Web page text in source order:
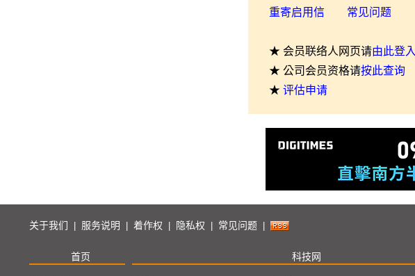
重寄启用信 常见问题
★ 会员联络人网页请由此登入
★ 公司会员资格请按此查询
★ 评估申请
关于我们 服务说明 着作权 隐私权 常见问题
首页 科技网